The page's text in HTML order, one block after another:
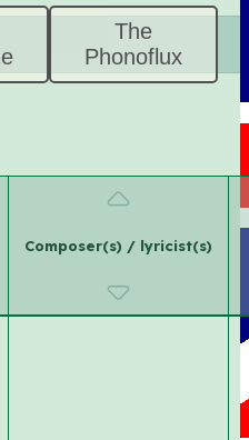
The
Phonoflux
Composer(s) / lyricist(s)